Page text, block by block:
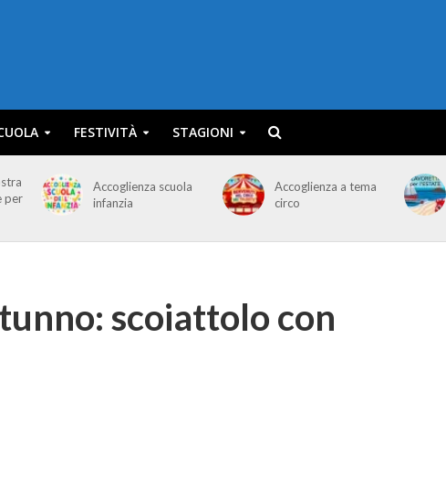
FESTIVITÀ STAGIONI
per
Accoglienza scuola
infanzia
Accoglienza a tema
circo
scoiattolo con